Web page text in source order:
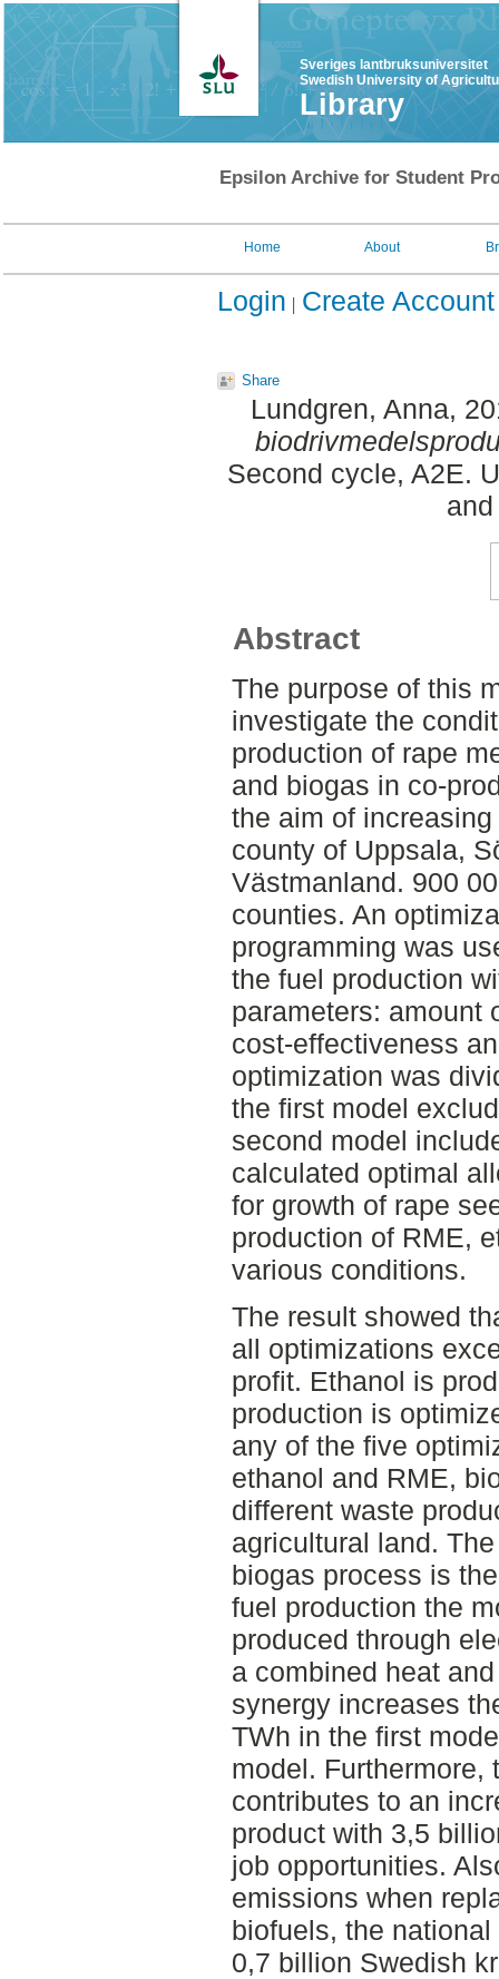
Sveriges lantbruksuniversitet
Swedish University of
Library
Epsilon Archive for Student
Home About
Login Create Account
Share
Lundgren, Anna,
Second cycle, A2E.
Abstract
The purpose of this
investigate the
production of rape
and biogas in co-
the aim of
county of Uppsala,
Västmanland. 900
counties. An
programming was
the fuel production
parameters: amount
cost-effectiveness
optimization was
the first model
second model
calculated optimal
for growth of rape
production of RME,
various conditions.
The result showed
all optimizations
profit. Ethanol is
production is
any of the five
ethanol and RME,
different waste
agricultural land.
biogas process is
fuel production the
produced through
a combined heat
synergy increases
TWh in the first
model. Furthermore,
contributes to an
product with 3,5
job opportunities.
emissions when
biofuels, the
0,7 billion Swedish